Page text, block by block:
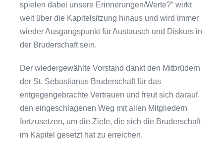
spielen dabei unsere Erinnerungen/Werte?“ wirkt
weit über die Kapitelsitzung hinaus und wird immer
wieder Ausgangspunkt für Austausch und Diskurs in
der Bruderschaft sein.
Der wiedergewählte Vorstand dankt den Mitbrüdern
der St. Sebastianus Bruderschaft für das
entgegengebrachte Vertrauen und freut sich darauf,
den eingeschlagenen Weg mit allen Mitgliedern
fortzusetzen, um die Ziele, die sich die Bruderschaft
im Kapitel gesetzt hat zu erreichen.